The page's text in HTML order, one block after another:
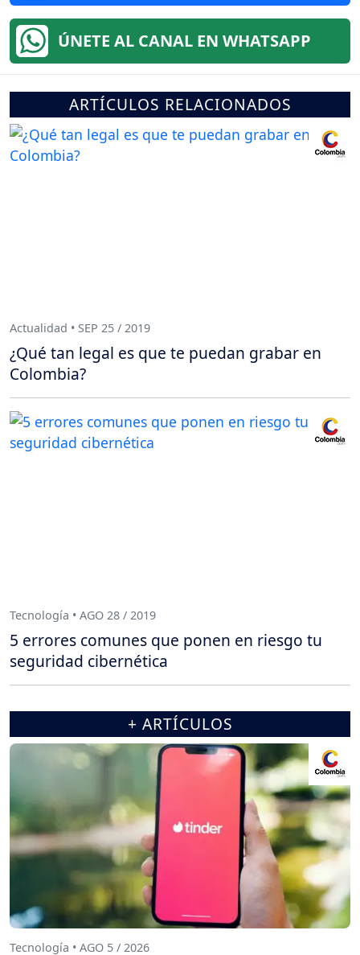
ÚNETE AL CANAL EN WHATSAPP
ARTÍCULOS RELACIONADOS
Actualidad • SEP 25 / 2019
¿Qué tan legal es que te puedan grabar en
Colombia?
Tecnología • AGO 28 / 2019
5 errores comunes que ponen en riesgo tu
seguridad cibernética
+ ARTÍCULOS
Tecnología • AGO 5 / 2026